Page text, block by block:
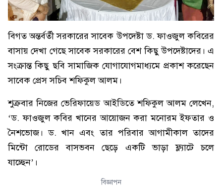
বিগত অন্তর্বর্তী সরকারের সাবেক উপদেষ্টা ড. ফাওজুল কবিরের
বাসায় দেখা গেছে সাবেক সরকারের বেশ কিছু উপদেষ্টাদের। এ
সংক্রান্ত কিছু ছবি সামাজিক যোগাযোগমাধ্যমে প্রকাশ করেছেন
সাবেক প্রেস সচিব শফিকুল আলম।
শুক্রবার নিজের ভেরিফায়েড আইডিতে শফিকুল আলম লেখেন,
‘ড. ফাওজুল কবির খানের আয়োজন করা মনোরম ইফতার ও
নৈশভোজ। ড. খান এবং তার পরিবার আগামীকাল তাদের
মিন্টো রোডের বাসভবন ছেড়ে একটি ভাড়া ফ্ল্যাটে চলে
যাচ্ছেন’।
বিজ্ঞাপন